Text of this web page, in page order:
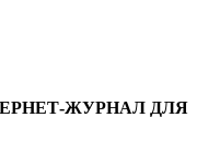
ЖУРНАЛ ДЛЯ